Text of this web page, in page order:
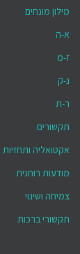
מילון מונחים
א-ה
ז-מ
נ-ק
ר-ת
תקשורים
אקטואליה ותחזיות
מודעות רוחנית
צמיחה ושינוי
תקשורי ברכות